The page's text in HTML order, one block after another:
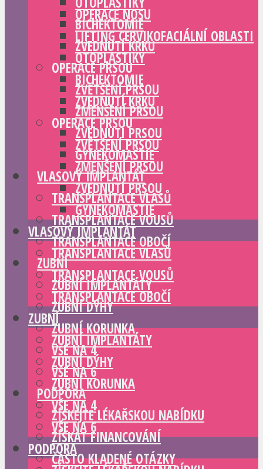
BICHEKTOMIE
ZVEDNUTÍ KRKU
OPERACE PRSOU
ZVĚTŠENÍ PRSOU
ZMENŠENÍ PRSOU
ZVEDNUTÍ PRSOU
GYNEKOMASTIE
VLASOVÝ IMPLANTÁT
TRANSPLANTACE VLASŮ
TRANSPLANTACE VOUSŮ
TRANSPLANTACE OBOČÍ
ZUBNÍ
ZUBNÍ IMPLANTÁTY
ZUBNÍ DÝHY
ZUBNÍ KORUNKA
VŠE NA 4
VŠE NA 6
PODPORA
ZÍSKEJTE LÉKAŘSKOU NABÍDKU
ZÍSKAT FINANCOVÁNÍ
ČASTO KLADENÉ OTÁZKY
OPERACE NOSU
LIFTING CERVIKOFACIÁLNÍ OBLASTI
OTOPLASTIKY
BICHEKTOMIE
ZVEDNUTÍ KRKU
OPERACE PRSOU
ZVĚTŠENÍ PRSOU
ZMENŠENÍ PRSOU
ZVEDNUTÍ PRSOU
GYNEKOMASTIE
VLASOVÝ IMPLANTÁT
TRANSPLANTACE VLASŮ
TRANSPLANTACE VOUSŮ
TRANSPLANTACE OBOČÍ
ZUBNÍ
ZUBNÍ IMPLANTÁTY
ZUBNÍ DÝHY
ZUBNÍ KORUNKA
VŠE NA 4
VŠE NA 6
PODPORA